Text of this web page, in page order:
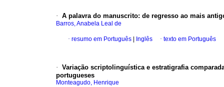
· A palavra do manuscrito: de regresso ao mais
Barros, Anabela Leal de
· resumo em Português Inglês · texto em Português
· Variação scriptolinguística e estratigrafia
portugueses
Monteagudo, Henrique